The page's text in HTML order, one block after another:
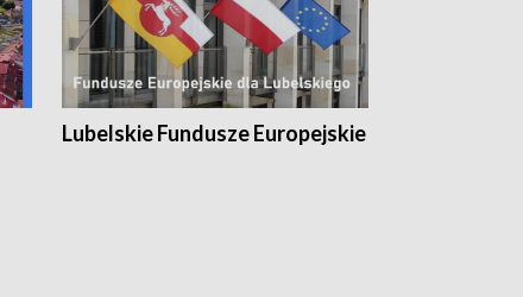
Lubelskie Fundusze Europejskie